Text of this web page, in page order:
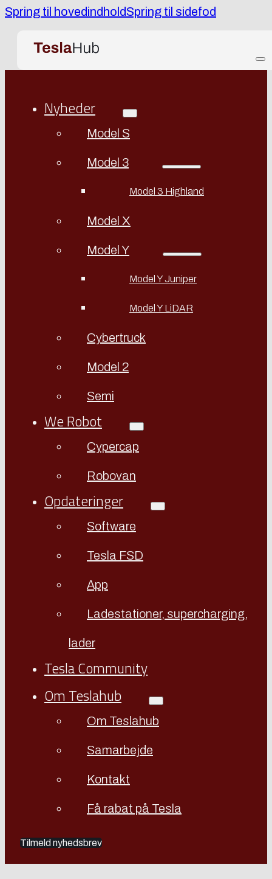
Spring til hovedindholdSpring til sidefod
Nyheder
Model S
Model 3
Model 3 Highland
Model X
Model Y
Model Y Juniper
Model Y LiDAR
Cybertruck
Model 2
Semi
We Robot
Cypercap
Robovan
Opdateringer
Software
Tesla FSD
App
Ladestationer, supercharging,
lader
Tesla Community
Om Teslahub
Om Teslahub
Samarbejde
Kontakt
Få rabat på Tesla
Tilmeld nyhedsbrev